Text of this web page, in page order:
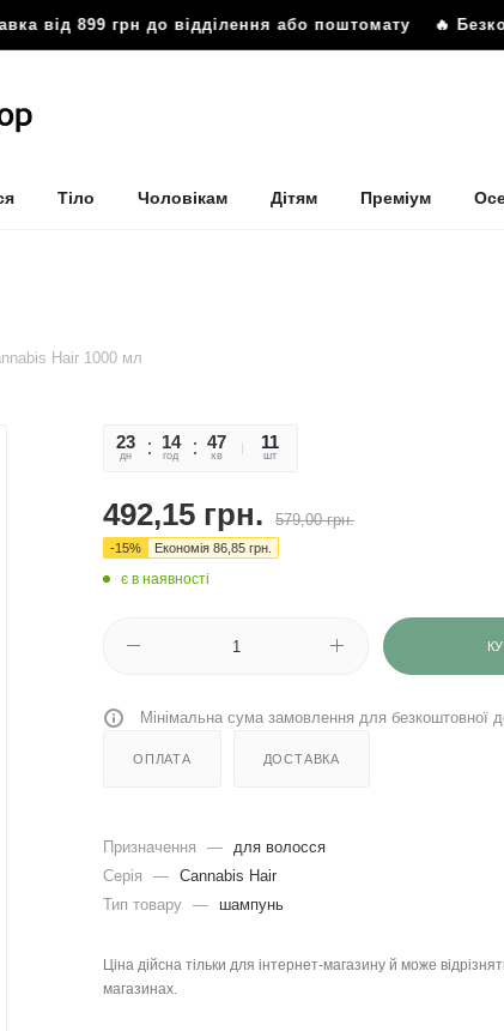
грн до відділення або поштомату🔥 Безкоштовна
Тіло Чоловікам Дітям Преміум
Hair 1000 мл
23
дн
14
год
47
хв
30
сек
11
шт
492,15 грн. 579,00грн.
-15% Економія 86,85 грн.
є в наявності
Мінімальна сума замовлення для безкоштовної
ОПЛАТА ДОСТАВКА
Призначення —
для волосся
Серія
— Cannabis Hair
Тип товару — шампунь
Ціна дійсна тільки для інтернет-магазину й може
магазинах.